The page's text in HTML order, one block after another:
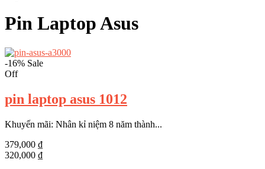
Pin Laptop Asus
-16% Sale
Off
pin laptop asus 1012
Khuyến mãi: Nhân kỉ niệm 8 năm thành...
379,000 ₫
320,000 ₫